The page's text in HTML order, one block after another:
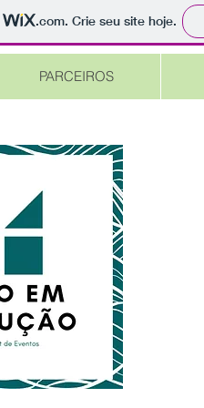
.com. Crie seu site hoje.
PARCEIROS